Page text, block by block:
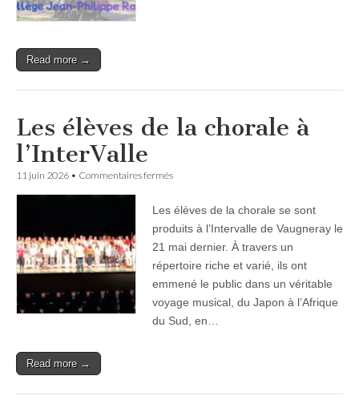
Read more →
Les élèves de la chorale à
l’InterValle
11 juin 2026 • Commentaires ferméssur
de
la
à
l’InterValle
Les élèves de la chorale se sont
produits à l’Intervalle de Vaugneray le
21 mai dernier. À travers un
répertoire riche et varié, ils ont
emmené le public dans un véritable
voyage musical, du Japon à l’Afrique
du Sud, en…
Read more →